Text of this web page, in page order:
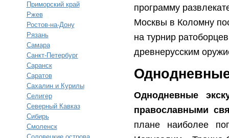
Приморский край
Ржев
Ростов-на-Дону
Рязань
Самара
Санкт-Петербург
Саранск
Саратов
Сахалин и Курилы
Селигер
Северный Кавказ
Сибирь
Смоленск
программу
Москвы в Коломну
на турнир
древнерусским
Однодневные
православными
плане наиболее